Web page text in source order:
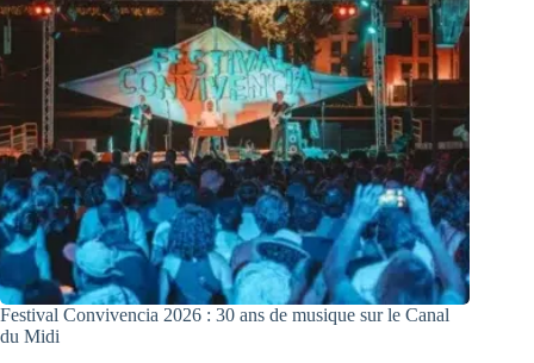
Festival Convivencia 2026 : 30 ans de musique sur le Canal
du Midi